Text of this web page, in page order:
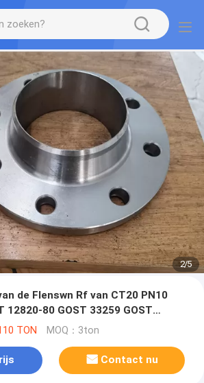
2/5
de Flenswn Rf van CT20 PN10
12820-80 GOST 33259 GOST
TON MOQ：3ton
Contact nu